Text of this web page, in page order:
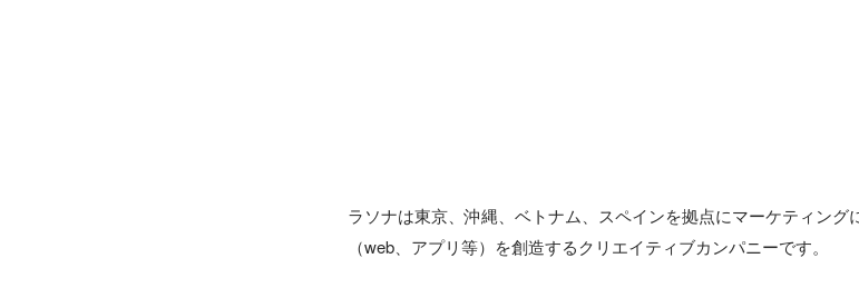
ラソナは東京、沖縄、ベトナム、スペインを拠点にマーケティング
（web、アプリ等）を創造するクリエイティブカンパニーです。